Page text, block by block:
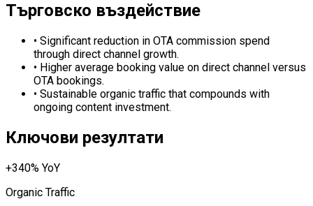
Търговско въздействие
• Significant reduction in OTA commission spend
through direct channel growth.
• Higher average booking value on direct channel versus
OTA bookings.
• Sustainable organic traffic that compounds with
ongoing content investment.
Ключови резултати
+340% YoY
Organic Traffic